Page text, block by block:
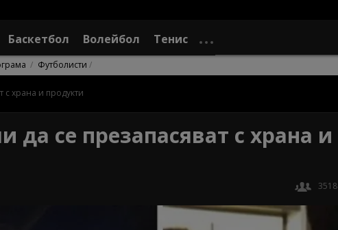
Баскетбол Волейбол Тенис
Футболисти
с храна и продукти
се презапасяват с храна и
3518